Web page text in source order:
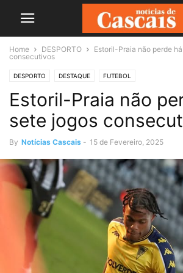
Home DESPORTO
Estoril-Praia não perde
consecutivos
DESPORTO DESTAQUE FUTEBOL
Estoril-Praia não
sete jogos
By Notícias Cascais - 15 de Fevereiro, 2025